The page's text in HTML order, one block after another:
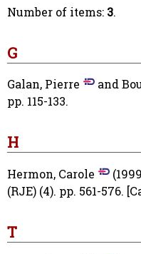
Number of items: 3.
G
Galan, Pierre and
pp. 115-133.
H
Hermon, Carole
(RJE) (4). pp. 561-576.
T